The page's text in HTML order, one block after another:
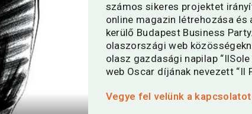
számos sikeres projektet
online magazin létrehozása és
kerülő Budapest Business
olaszországi web
olasz gazdasági napilap
web Oscar díjának nevezett “Il
Vegye fel velünk a kapcsolatot